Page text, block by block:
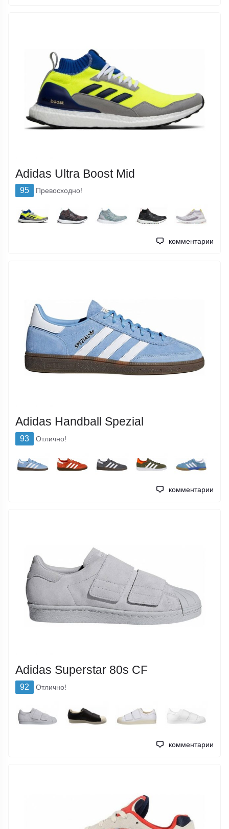
Adidas Ultra Boost Mid
95 Превосходно!
комментарии
Adidas Handball Spezial
93 Отлично!
комментарии
Adidas Superstar 80s CF
92 Отлично!
комментарии